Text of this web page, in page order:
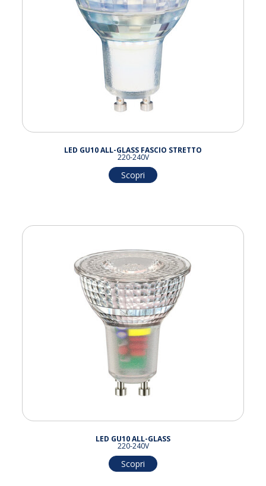
LED GU10 ALL-GLASS FASCIO STRETTO
220-240V
Scopri
LED GU10 ALL-GLASS
220-240V
Scopri